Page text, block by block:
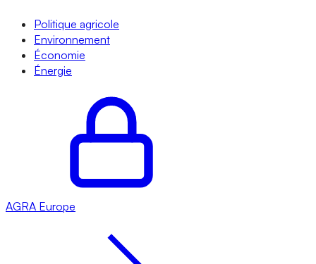
Politique agricole
Environnement
Économie
Énergie
AGRA Europe